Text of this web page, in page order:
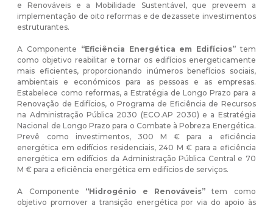
e Renováveis e a Mobilidade Sustentável, que preveem a
implementação de oito reformas e de dezassete investimentos
estruturantes.
A Componente “Eficiência Energética em Edifícios”tem
como objetivo reabilitar e tornar os edifícios energeticamente
mais eficientes, proporcionando inúmeros benefícios sociais,
ambientais e económicos para as pessoas e as empresas.
Estabelece como reformas, a Estratégia de Longo Prazo para a
Renovação de Edifícios, o Programa de Eficiência de Recursos
na Administração Pública 2030 (ECO.AP 2030) e a Estratégia
Nacional de Longo Prazo para o Combate à Pobreza Energética.
Prevê como investimentos, 300 M € para a eficiência
energética em edifícios residenciais, 240 M € para a eficiência
energética em edifícios da Administração Pública Central e 70
M € para a eficiência energética em edifícios de serviços.
A Componente “Hidrogénio e Renováveis” tem como
objetivo promover a transição energética por via do apoio às